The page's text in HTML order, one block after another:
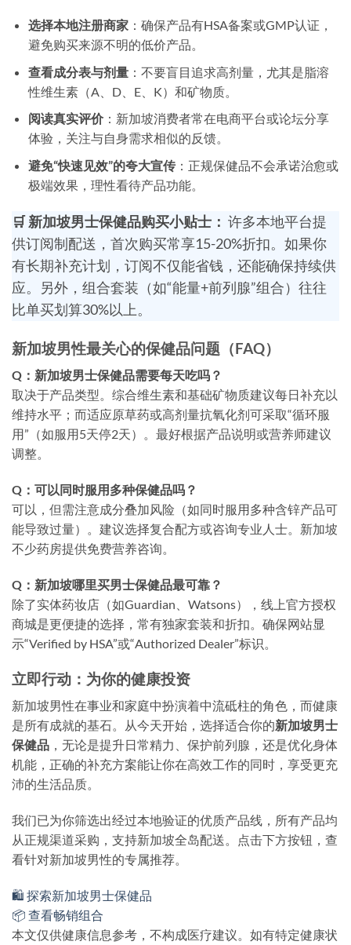
选择本地注册商家：确保产品有HSA备案或GMP认证，
避免购买来源不明的低价产品。
查看成分表与剂量：不要盲目追求高剂量，尤其是脂溶
性维生素（A、D、E、K）和矿物质。
阅读真实评价：新加坡消费者常在电商平台或论坛分享
体验，关注与自身需求相似的反馈。
避免“快速见效”的夸大宣传：正规保健品不会承诺治愈或
极端效果，理性看待产品功能。
🛒 新加坡男士保健品购买小贴士： 许多本地平台提
供订阅制配送，首次购买常享15-20%折扣。如果你
有长期补充计划，订阅不仅能省钱，还能确保持续供
应。另外，组合套装（如“能量+前列腺”组合）往往
比单买划算30%以上。
新加坡男性最关心的保健品问题（FAQ）
Q：新加坡男士保健品需要每天吃吗？
取决于产品类型。综合维生素和基础矿物质建议每日补充以
维持水平；而适应原草药或高剂量抗氧化剂可采取“循环服
用”（如服用5天停2天）。最好根据产品说明或营养师建议
调整。
Q：可以同时服用多种保健品吗？
可以，但需注意成分叠加风险（如同时服用多种含锌产品可
能导致过量）。建议选择复合配方或咨询专业人士。新加坡
不少药房提供免费营养咨询。
Q：新加坡哪里买男士保健品最可靠？
除了实体药妆店（如Guardian、Watsons），线上官方授权
商城是更便捷的选择，常有独家套装和折扣。确保网站显
示“Verified by HSA”或“Authorized Dealer”标识。
立即行动：为你的健康投资
新加坡男性在事业和家庭中扮演着中流砥柱的角色，而健康
是所有成就的基石。从今天开始，选择适合你的新加坡男士
保健品 ，无论是提升日常精力、保护前列腺，还是优化身体
机能，正确的补充方案能让你在高效工作的同时，享受更充
沛的生活品质。
我们已为你筛选出经过本地验证的优质产品线，所有产品均
从正规渠道采购，支持新加坡全岛配送。点击下方按钮，查
看针对新加坡男性的专属推荐。
🛍️ 探索新加坡男士保健品
📦 查看畅销组合
本文仅供健康信息参考，不构成医疗建议。如有特定健康状